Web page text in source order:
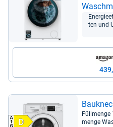
ten und
Füll­menge
menge